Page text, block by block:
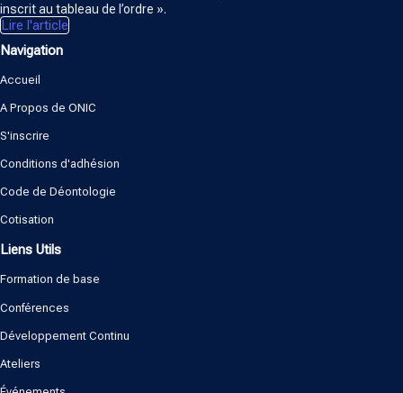
inscrit au tableau de l’ordre ».
Lire l'article
Navigation
Accueil
A Propos de ONIC
S'inscrire
Conditions d'adhésion
Code de Déontologie
Cotisation
Liens Utils
Formation de base
Conférences
Développement Continu
Ateliers